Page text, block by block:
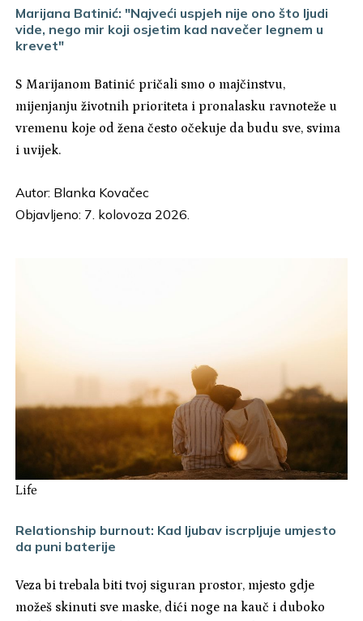
Marijana Batinić: "Najveći uspjeh nije ono što ljudi
vide, nego mir koji osjetim kad navečer legnem u
krevet"
S Marijanom Batinić pričali smo o majčinstvu,
mijenjanju životnih prioriteta i pronalasku ravnoteže u
vremenu koje od žena često očekuje da budu sve, svima
i uvijek.
Autor: Blanka Kovačec
Objavljeno: 7. kolovoza 2026.
Life
Relationship burnout: Kad ljubav iscrpljuje umjesto
da puni baterije
Veza bi trebala biti tvoj siguran prostor, mjesto gdje
možeš skinuti sve maske, dići noge na kauč i duboko